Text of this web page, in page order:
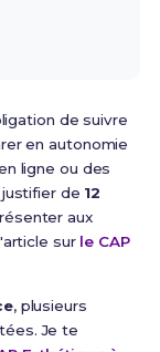
de suivre
en autonomie
ligne ou des
de 12
aux
sur le CAP
, plusieurs
Je te